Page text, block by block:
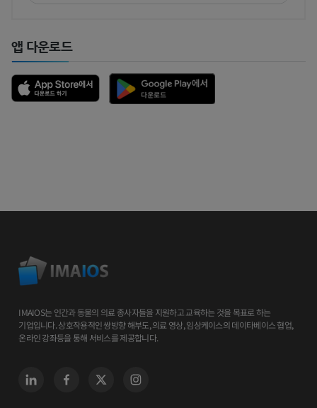
앱 다운로드
IMAIOS는 인간과 동물의 의료 종사자들을 지원하고 교육하는 것을 목표로 하는
기업입니다. 상호작용적인 쌍방향 해부도, 의료 영상, 임상케이스의 데이타베이스 협업,
온라인 강좌등을 통해 서비스를 제공합니다.